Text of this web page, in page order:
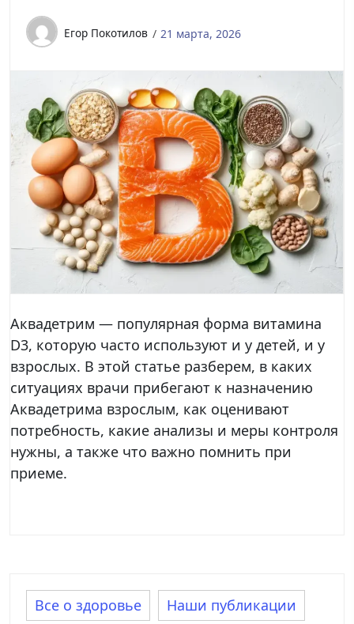
Егор Покотилов 21 марта, 2026
Аквадетрим — популярная форма витамина
D3, которую часто используют и у детей, и у
взрослых. В этой статье разберем, в каких
ситуациях врачи прибегают к назначению
Аквадетрима взрослым, как оценивают
потребность, какие анализы и меры контроля
нужны, а также что важно помнить при
приеме.
Все о здоровье Наши публикации